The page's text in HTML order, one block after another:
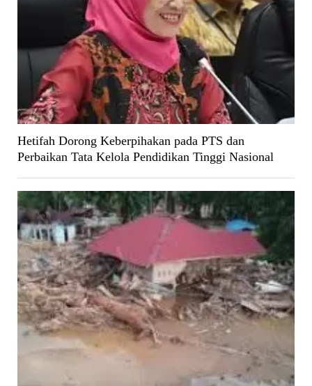
Hetifah Dorong Keberpihakan pada PTS dan
Perbaikan Tata Kelola Pendidikan Tinggi Nasional